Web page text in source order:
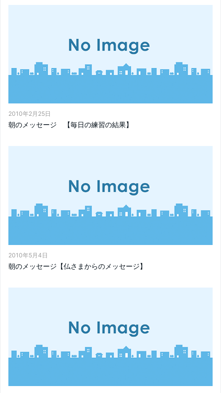
2010年2月25日
朝のメッセージ 【毎日の練習の結果】
2010年5月4日
朝のメッセージ【仏さまからのメッセージ】